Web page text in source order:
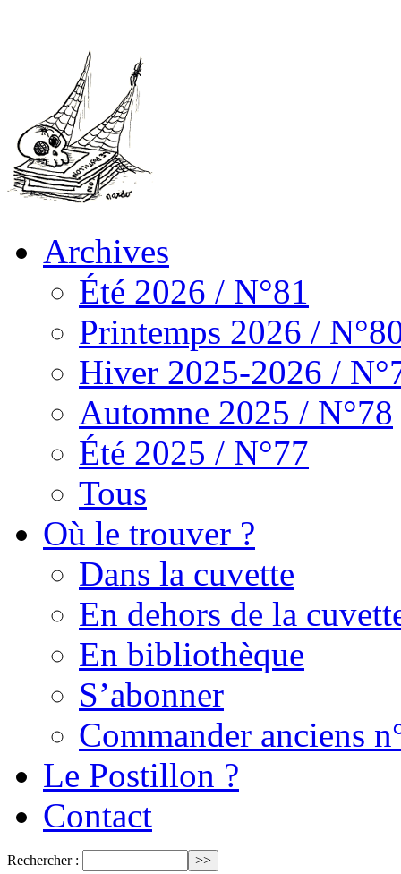
Archives
Été 2026 / N°81
Printemps 2026 /
Hiver 2025-2026 /
Automne 2025 / N°78
Été 2025 / N°77
Tous
Où le trouver ?
Dans la cuvette
En dehors de la
En bibliothèque
S’abonner
Commander anciens
Le Postillon ?
Contact
Rechercher :